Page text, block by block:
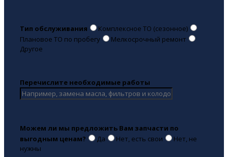
Тип обслуживания
Комплексное ТО (сезонное)
Плановое ТО по пробегу
Мелкосрочный ремонт
Другое
Перечислите необходимые работы
Можем ли мы предложить Вам запчасти по
выгодным ценам?
Да Нет, есть свои
Нет, не
нужны